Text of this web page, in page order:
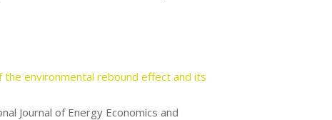
the environmental rebound effect and its
Journal of Energy Economics and